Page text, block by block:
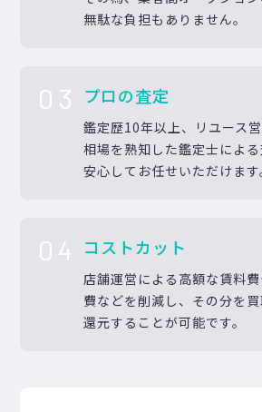
無駄な負担もありません。
03 プロの査定
鑑定歴10年以上、リユース
相場を熟知した鑑定士による
安心してお任せいただけます
04 コストカット
店舗運営による高額な賃料
費などを削減し、その分を
還元することが可能です。